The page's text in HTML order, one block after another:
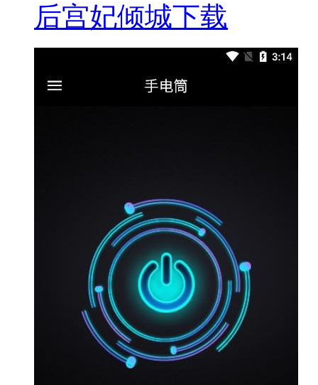
后宫妃倾城下载